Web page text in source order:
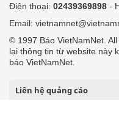
Điện thoại: 02439369898 -
Email:
© 1997 Báo VietNamNet.
lại thông tin từ website này
báo VietNamNet.
Liên hệ quảng cáo